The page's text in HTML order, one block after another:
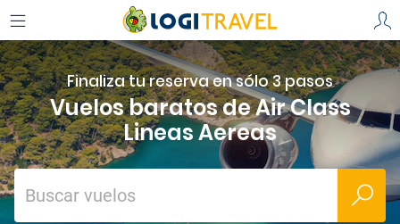
Finaliza tu reserva en sólo 3 pasos
Vuelos baratos de Air Class
Lineas Aereas
Buscar vuelos